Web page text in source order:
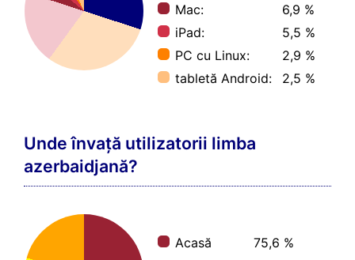
Mac:
6,9 %
iPad:
5,5 %
PC cu Linux:
2,9 %
tabletă Android:
2,5 %
Unde învață utilizatorii limba
azerbaidjană?
Acasă
75,6 %